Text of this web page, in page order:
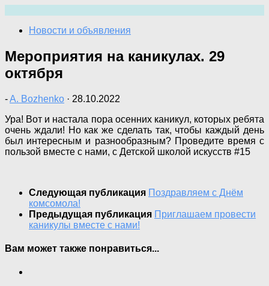
содержимому
Новости и объявления
Мероприятия на каникулах. 29
октября
-A. Bozhenko · 28.10.2022
Ура! Вот и настала пора осенних каникул, которых ребята
очень ждали! Но как же сделать так, чтобы каждый день
был интересным и разнообразным? Проведите время с
пользой вместе с нами, с Детской школой искусств #15
Следующая публикация Поздравляем с Днём
комсомола!
Предыдущая публикация Приглашаем провести
каникулы вместе с нами!
Вам может также понравиться...